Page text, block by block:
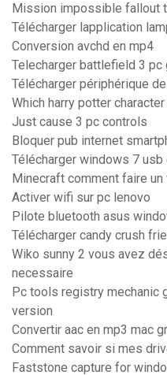
Mission impossible fallout
Télécharger lapplication
Conversion avchd en mp4
Telecharger battlefield 3
Télécharger périphérique
Which harry potter
Just cause 3 pc controls
Bloquer pub internet
Télécharger windows 7
Minecraft comment faire un
Activer wifi sur pc lenovo
Pilote bluetooth asus
Télécharger candy crush
Wiko sunny 2 vous avez
necessaire
Pc tools registry mechanic
version
Convertir aac en mp3 mac
Comment savoir si mes
Faststone capture for